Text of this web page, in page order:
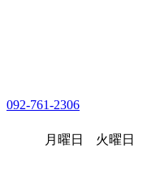
092-761-2306
月曜日 火曜日